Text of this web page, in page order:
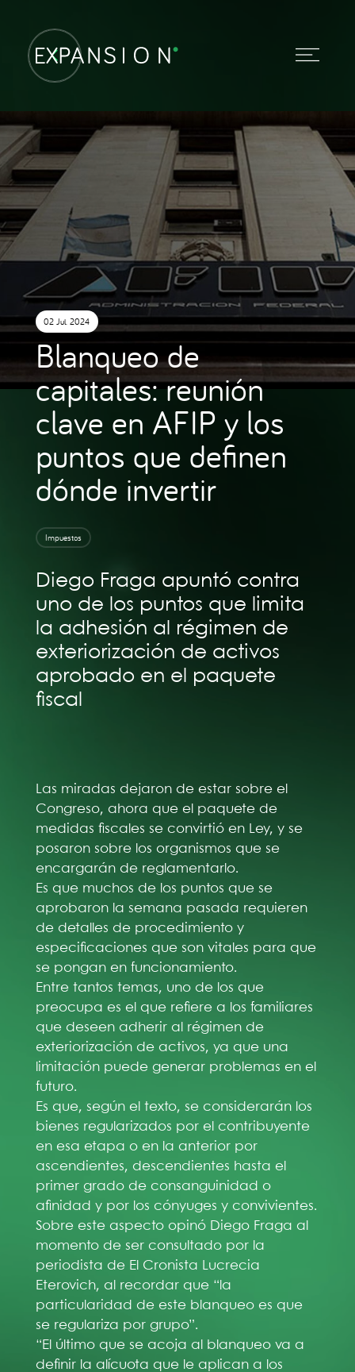
02 Jul. 2024
Blanqueo de
capitales: reunión
clave en AFIP y los
puntos que definen
dónde invertir
Impuestos
Diego Fraga apuntó contra
uno de los puntos que limita
la adhesión al régimen de
exteriorización de activos
aprobado en el paquete
fiscal
Las miradas dejaron de estar sobre el
Congreso, ahora que el paquete de
medidas fiscales se convirtió en Ley, y se
posaron sobre los organismos que se
encargarán de reglamentarlo.
Es que muchos de los puntos que se
aprobaron la semana pasada requieren
de detalles de procedimiento y
especificaciones que son vitales para que
se pongan en funcionamiento.
Entre tantos temas, uno de los que
preocupa es el que refiere a los familiares
que deseen adherir al régimen de
exteriorización de activos, ya que una
limitación puede generar problemas en el
futuro.
Es que, según el texto, se considerarán los
bienes regularizados por el contribuyente
en esa etapa o en la anterior por
ascendientes, descendientes hasta el
primer grado de consanguinidad o
afinidad y por los cónyuges y convivientes.
Sobre este aspecto opinó Diego Fraga al
momento de ser consultado por la
periodista de El Cronista Lucrecia
Eterovich, al recordar que “la
particularidad de este blanqueo es que
se regulariza por grupo”.
“El último que se acoja al blanqueo va a
definir la alícuota que le aplican a los